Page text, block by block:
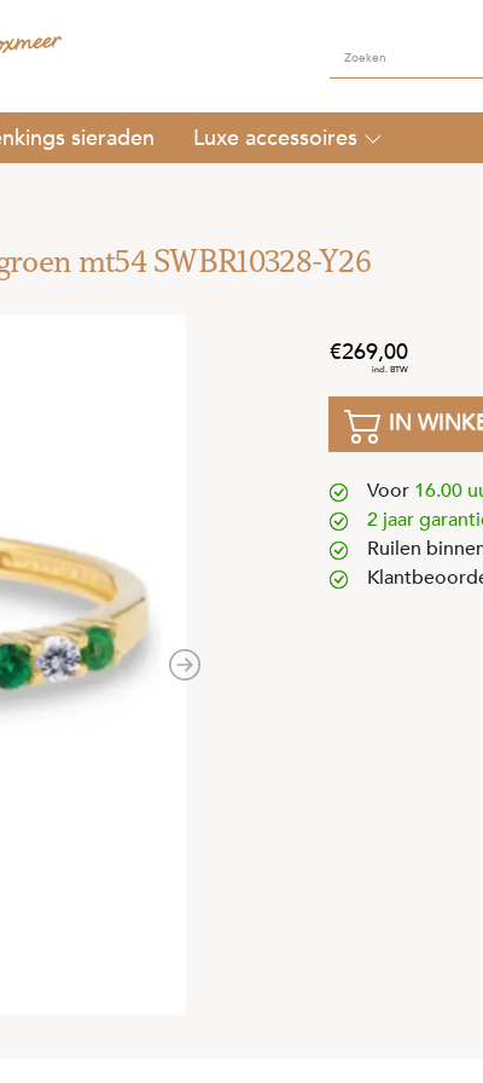
sieraden Luxe accessoires
mt54 SWBR10328-Y26
Next
269,00
IN
Voor 16.00
2 jaar
Ruilen